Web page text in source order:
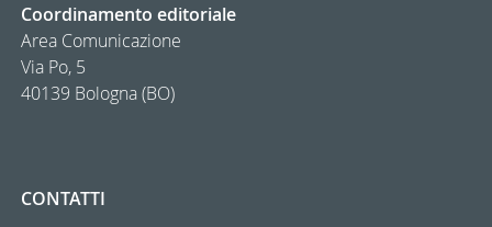
Coordinamento editoriale
Area Comunicazione
Via Po, 5
40139 Bologna (BO)
CONTATTI